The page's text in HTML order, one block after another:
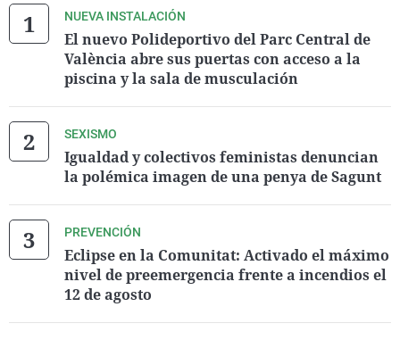
NUEVA INSTALACIÓN
El nuevo Polideportivo del Parc Central de
València abre sus puertas con acceso a la
piscina y la sala de musculación
SEXISMO
Igualdad y colectivos feministas denuncian
la polémica imagen de una penya de Sagunt
PREVENCIÓN
Eclipse en la Comunitat: Activado el máximo
nivel de preemergencia frente a incendios el
12 de agosto